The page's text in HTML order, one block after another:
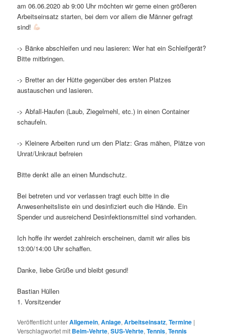
am 06.06.2020 ab 9:00 Uhr möchten wir gerne einen größeren
Arbeitseinsatz starten, bei dem vor allem die Männer gefragt
sind!
-> Bänke abschleifen und neu lasieren: Wer hat ein Schleifgerät?
Bitte mitbringen.
-> Bretter an der Hütte gegenüber des ersten Platzes
austauschen und lasieren.
-> Abfall-Haufen (Laub, Ziegelmehl, etc.) in einen Container
schaufeln.
-> Kleinere Arbeiten rund um den Platz: Gras mähen, Plätze von
Unrat/Unkraut befreien
Bitte denkt alle an einen Mundschutz.
Bei betreten und vor verlassen tragt euch bitte in die
Anwesenheitsliste ein und desinfiziert euch die Hände. Ein
Spender und ausreichend Desinfektionsmittel sind vorhanden.
Ich hoffe ihr werdet zahlreich erscheinen, damit wir alles bis
13:00/14:00 Uhr schaffen.
Danke, liebe Grüße und bleibt gesund!
Bastian Hüllen
1. Vorsitzender
Veröffentlicht unterAllgemein,Anlage,Arbeitseinsatz,Termine |
Verschlagwortet mit Belm-Vehrte,SUS-Vehrte,Tennis,Tennis